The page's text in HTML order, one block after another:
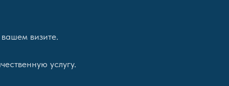
визите.
услугу.